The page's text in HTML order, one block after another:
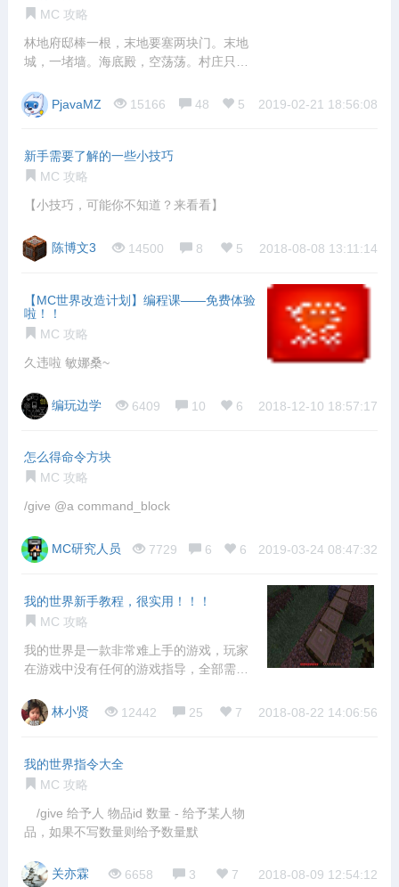
MC 攻略
林地府邸棒一根，末地要塞两块门。末地
城，一堵墙。海底殿，空荡荡。村庄只有
PjavaMZ
15166 48 5 2019-02-21 18:56:08
新手需要了解的一些小技巧
MC 攻略
【小技巧，可能你不知道？来看看】
陈博文3 14500 8 5 2018-08-08 13:11:14
【MC世界改造计划】编程课——免费体验
啦！！
MC 攻略
久违啦 敏娜桑~
编玩边学 6409 10 6 2018-12-10 18:57:17
怎么得命令方块
MC 攻略
/give @a command_block
MC研究人员 7729 6 6 2019-03-24 08:47:32
我的世界新手教程，很实用！！！
MC 攻略
我的世界是一款非常难上手的游戏，玩家
在游戏中没有任何的游戏指导，全部需要
林小贤
12442 25 7 2018-08-22 14:06:56
我的世界指令大全
MC 攻略
/give 给予人 物品id 数量 - 给予某人物
品，如果不写数量则给予数量默
关亦霖 6658 3 7 2018-08-09 12:54:12